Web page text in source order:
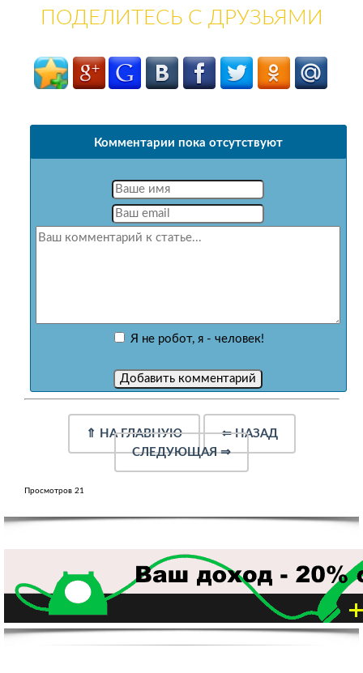
ПОДЕЛИТЕСЬ С ДРУЗЬЯМИ
Комментарии пока отсутствуют
Я не робот, я - человек!
⇑ НА ГЛАВНУЮ ⇐НАЗАД
СЛЕДУЮЩАЯ⇒
Просмотров 21